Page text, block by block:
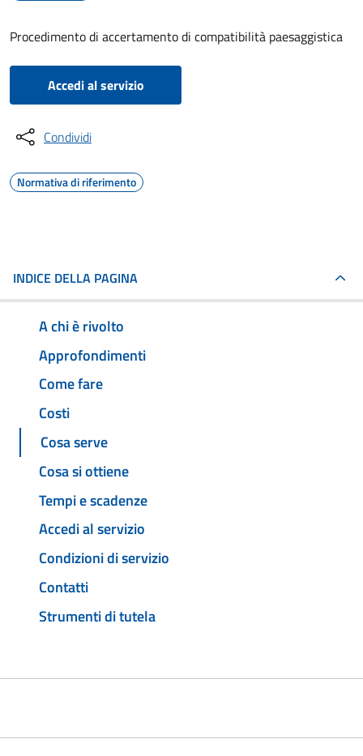
Procedimento di accertamento di compatibilità paesaggistica
Accedi al servizio
Condividi
Normativa di riferimento
INDICE DELLA PAGINA
A chi è rivolto
Approfondimenti
Come fare
Costi
Cosa serve
Cosa si ottiene
Tempi e scadenze
Accedi al servizio
Condizioni di servizio
Contatti
Strumenti di tutela